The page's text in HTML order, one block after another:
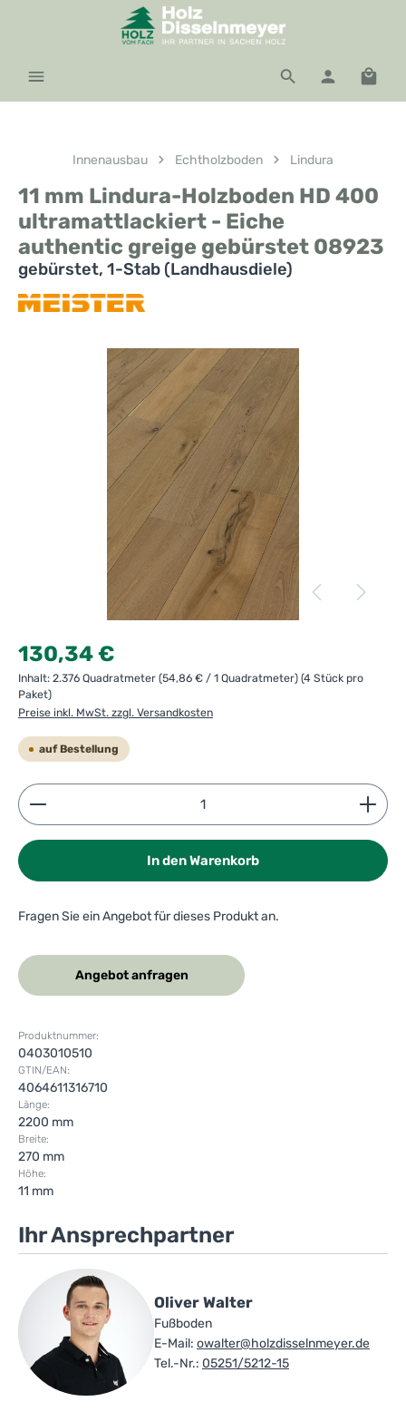
Zum Hauptinhalt springen
Innenausbau Echtholzboden Lindura
11 mm Lindura-Holzboden HD 400
ultramattlackiert - Eiche
authentic greige gebürstet 08923
gebürstet, 1-Stab (Landhausdiele)
Bildergalerie überspringen
Regulärer Preis:
130,34 €
Inhalt: 2.376 Quadratmeter (54,86 € / 1 Quadratmeter) (4 Stück pro
Paket)
Preise inkl. MwSt. zzgl. Versandkosten
auf Bestellung
Produkt Anzahl: Gib den gewünschten Wert ein
In den Warenkorb
Fragen Sie ein Angebot für dieses Produkt an.
Angebot anfragen
Produktnummer:
0403010510
GTIN/EAN:
4064611316710
Länge:
2200 mm
Breite:
270 mm
Höhe:
11 mm
Ihr Ansprechpartner
Oliver Walter
Fußboden
E-Mail: owalter@holzdisselnmeyer.de
Tel.-Nr.: 05251/5212-15